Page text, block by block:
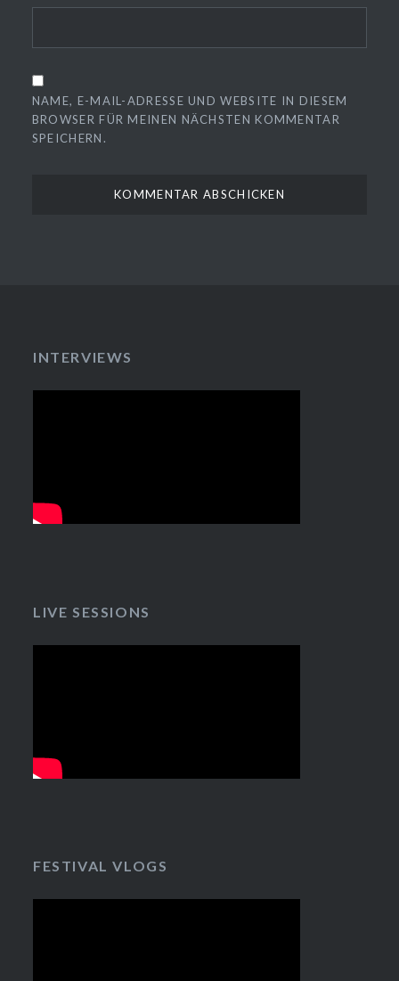
NAME, E-MAIL-ADRESSE UND WEBSITE IN DIESEM
BROWSER FÜR MEINEN NÄCHSTEN KOMMENTAR
SPEICHERN.
INTERVIEWS
LIVE SESSIONS
FESTIVAL VLOGS